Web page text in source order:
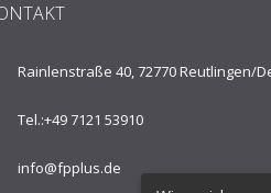
Rainlenstraße 40, 72770 Reutlingen/
Tel.:+49 7121 53910
info@fpplus.de